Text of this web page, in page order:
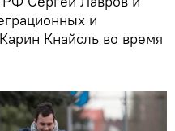
и
Кнайсль во время